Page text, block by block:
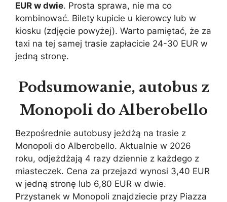
EUR w dwie. Prosta sprawa, nie ma co
kombinować. Bilety kupicie u kierowcy lub w
kiosku (zdjęcie powyżej). Warto pamiętać, że za
taxi na tej samej trasie zapłacicie 24-30 EUR w
jedną stronę.
Podsumowanie, autobus z
Monopoli do Alberobello
Bezpośrednie autobusy jeżdżą na trasie z
Monopoli do Alberobello. Aktualnie w 2026
roku, odjeżdżają 4 razy dziennie z każdego z
miasteczek. Cena za przejazd wynosi 3,40 EUR
w jedną stronę lub 6,80 EUR w dwie.
Przystanek w Monopoli znajdziecie przy Piazza